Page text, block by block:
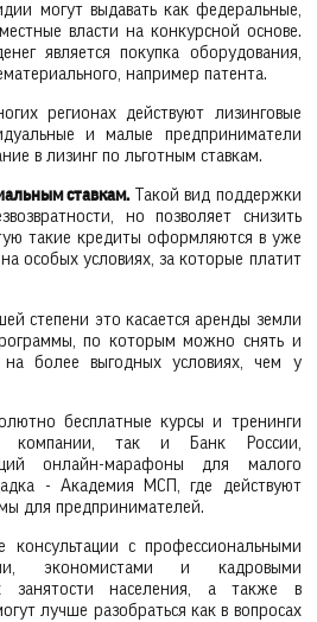
могут выдавать как федеральные,
власти на конкурсной основе.
является покупка оборудования,
например патента.
регионах действуют лизинговые
и малые предприниматели
в лизинг по льготным ставкам.
ставкам.
Такой вид поддержки
но позволяет снизить
такие кредиты оформляются в уже
особых условиях, за которые платит
степени это касается аренды земли
по которым можно снять и
более выгодных условиях, чем у
бесплатные курсы и тренинги
компании, так и Банк России,
онлайн-марафоны для малого
- Академия МСП, где действуют
для предпринимателей.
консультации с профессиональными
экономистами и кадровыми
занятости населения, а также в
лучше разобраться как в вопросах